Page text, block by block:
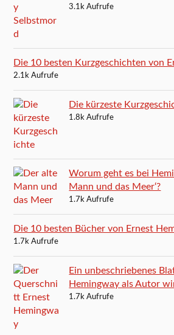
3.1k Aufrufe
Die 10 besten Kurzgeschichten von
2.1k Aufrufe
Die kürzeste
1.8k Aufrufe
Worum geht es bei
Mann und das Meer‘?
1.7k Aufrufe
Die 10 besten Bücher von Ernest
1.7k Aufrufe
Ein unbeschriebenes
Hemingway als Autor
1.7k Aufrufe